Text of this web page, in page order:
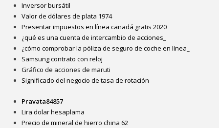
Inversor bursátil
Valor de dólares de plata 1974
Presentar impuestos en línea canadá gratis 2020
¿qué es una cuenta de intercambio de acciones_
¿cómo comprobar la póliza de seguro de coche en línea_
Samsung contrato con reloj
Gráfico de acciones de maruti
Significado del negocio de tasa de rotación
Pravata84857
Lira dolar hesaplama
Precio de mineral de hierro china 62